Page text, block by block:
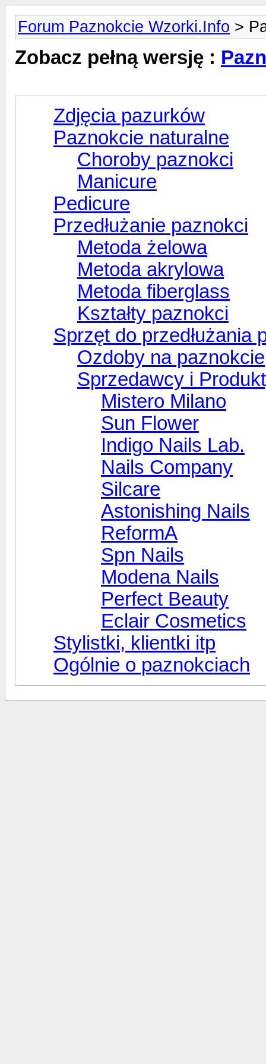
Forum Paznokcie Wzorki.Info >
Zobacz pełną wersję :
Zdjęcia pazurków
Paznokcie naturalne
Choroby paznokci
Manicure
Pedicure
Przedłużanie paznokci
Metoda żelowa
Metoda akrylowa
Metoda fiberglass
Kształty paznokci
Sprzęt do przedłużania
Ozdoby na paznokcie
Sprzedawcy i
Mistero Milano
Sun Flower
Indigo Nails Lab.
Nails Company
Silcare
Astonishing Nails
ReformA
Spn Nails
Modena Nails
Perfect Beauty
Eclair Cosmetics
Stylistki, klientki itp
Ogólnie o paznokciach